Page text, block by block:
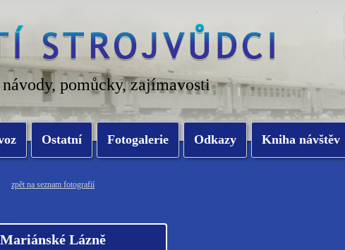
návody, pomůcky, zajímavosti
Ostatní Fotogalerie Odkazy Kniha návštěv
zpět na seznam fotografií
Mariánské Lázně